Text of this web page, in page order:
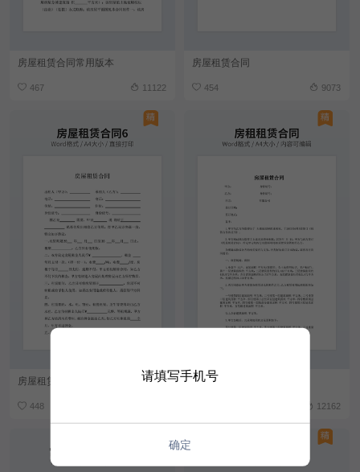
房屋租赁合同常用版本
467 11122
房屋租赁合同
454 9073
房屋租赁合同6
448
房屋租赁合同
12162
请填写手机号
确定